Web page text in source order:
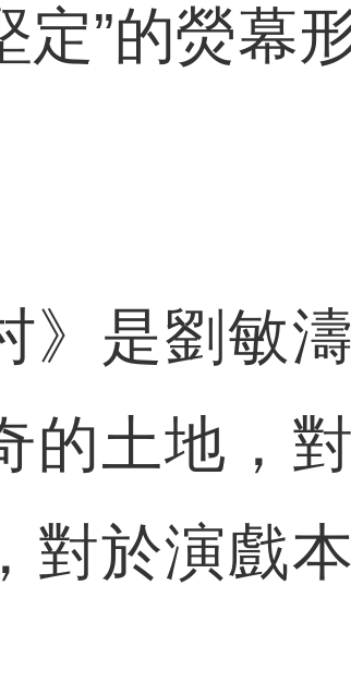
定”的熒幕
是劉敏
的土地，
對於演戲